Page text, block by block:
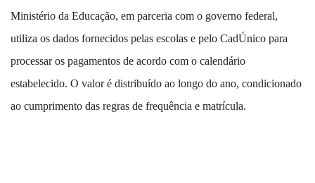
Ministério da Educação, em parceria com o governo federal,
utiliza os dados fornecidos pelas escolas e pelo CadÚnico para
processar os pagamentos de acordo com o calendário
estabelecido. O valor é distribuído ao longo do ano, condicionado
ao cumprimento das regras de frequência e matrícula.